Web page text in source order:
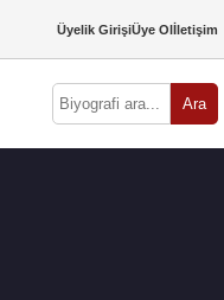
Üyelik GirişiÜye Olİletişim
Ara